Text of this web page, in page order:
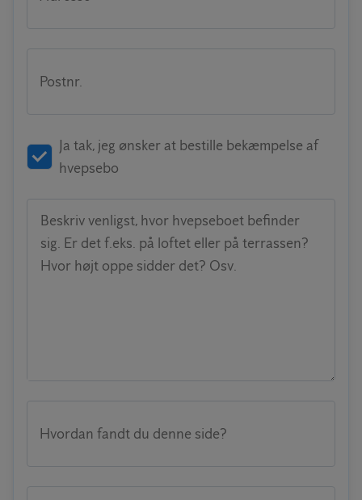
Postnr.
Ja tak, jeg ønsker at bestille bekæmpelse af
hvepsebo
Beskriv venligst, hvor hvepseboet befinder
sig. Er det f.eks. på loftet eller på terrassen?
Hvor højt oppe sidder det? Osv.
Hvordan fandt du denne side?